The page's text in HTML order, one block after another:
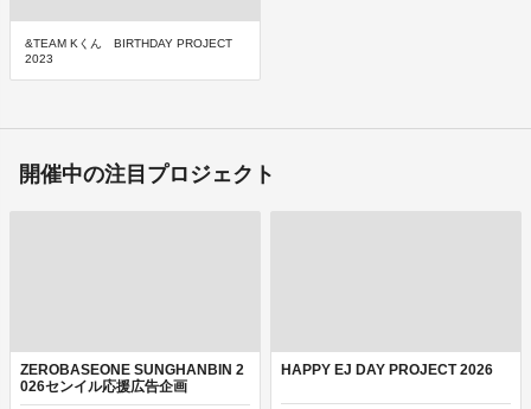
&TEAM Kくん BIRTHDAY PROJECT
2023
開催中の注目プロジェクト
ZEROBASEONE SUNGHANBIN 2
026センイル応援広告企画
HAPPY EJ DAY PROJECT 2026